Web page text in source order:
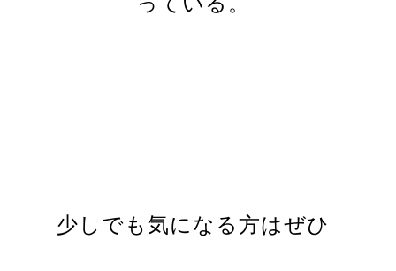
少しでも気になる方はぜひ